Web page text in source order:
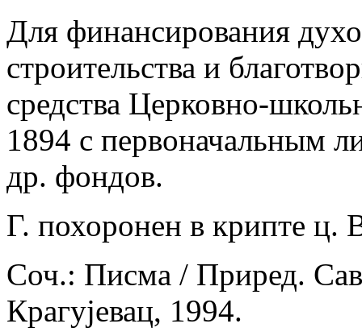
Для финансирования
строительства и
средства Церковно-
1894 с первоначальным
др. фондов.
Г. похоронен в крипте ц.
Соч.: Писма / Приред.
Крагуjевац, 1994.